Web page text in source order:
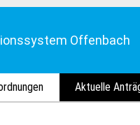
Offenbach
Aktuelle